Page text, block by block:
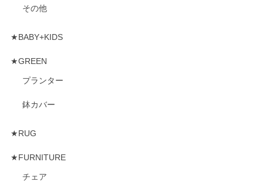
その他
★BABY+KIDS
★GREEN
プランター
鉢カバー
★RUG
★FURNITURE
チェア